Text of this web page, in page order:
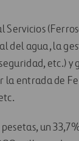
del agua, la
etc.) y
entrada de
un